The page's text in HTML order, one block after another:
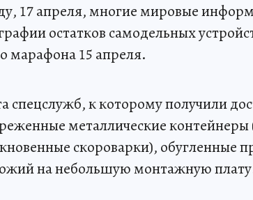
17 апреля, многие мировые
остатков самодельных
марафона 15 апреля.
спецслужб, к которому получили
металлические контейнеры
скороварки), обугленные
на небольшую монтажную